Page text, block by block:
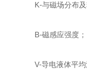
K-与磁场分布及
B-磁感应强度；
V-导电液体平均